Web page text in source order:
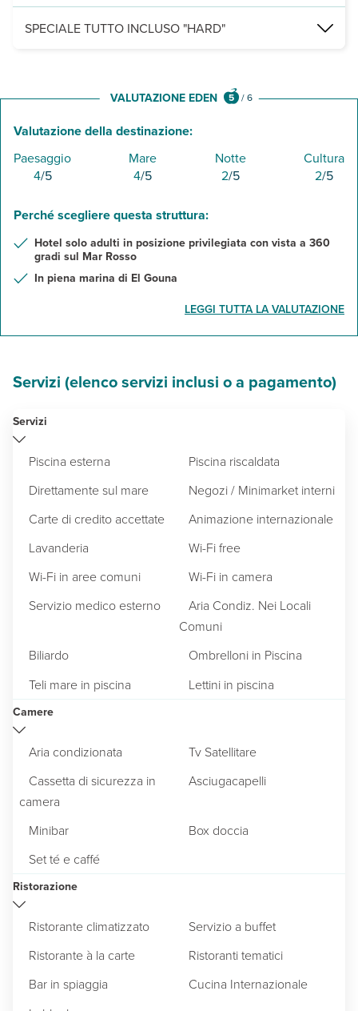
ping pong, freccette e palestra. A pagamento, possibilità di
SPECIALE TUTTO INCLUSO "HARD"
- possibilità di soft drink e snack presso la spiaggia privata di
- snack e tea time (h.16-17) al lobby bar
VALUTAZIONE EDEN 5 /6
Valutazione della destinazione:
Paesaggio
4/5
Mare
4/5
Notte
2/5
Cultura
2/5
Perché scegliere questa struttura:
Hotel solo adulti in posizione privilegiata con vista a 360
gradi sul Mar Rosso
In piena marina di El Gouna
LEGGI TUTTA LA VALUTAZIONE
Servizi (elenco servizi inclusi o a pagamento)
Servizi
Piscina esterna
Piscina riscaldata
Direttamente sul mare
Negozi / Minimarket interni
Carte di credito accettate
Animazione internazionale
Lavanderia
Wi-Fi free
Wi-Fi in aree comuni
Wi-Fi in camera
Servizio medico esterno
Aria Condiz. Nei Locali
Comuni
Biliardo
Ombrelloni in Piscina
Teli mare in piscina
Lettini in piscina
Camere
Aria condizionata
Tv Satellitare
Cassetta di sicurezza in
camera
Asciugacapelli
Minibar
Box doccia
Set té e caffé
Ristorazione
Ristorante climatizzato
Servizio a buffet
Ristorante à la carte
Ristoranti tematici
Bar in spiaggia
Cucina Internazionale